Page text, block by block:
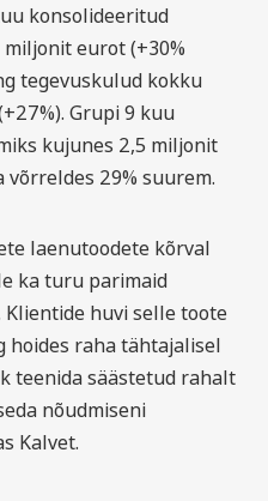
konsolideeritud
eurot (+30%
tegevuskulud kokku
Grupi 9 kuu
kujunes 2,5 miljonit
29% suurem.
laenutoodete kõrval
ka turu parimaid
huvi selle toote
hoides raha tähtajalisel
teenida säästetud rahalt
nõudmiseni
Kalvet.